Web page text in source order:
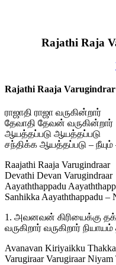
Rajathi Raja
Rajathi Raaja
ராஜாதி ராஜா வருகின்றார்
தேவாதி தேவன் வருகின்றார்
ஆயத்தப்படு ஆயத்தப்படு
சந்திக்க ஆயத்தப்படு – நீயும்
Raajathi Raaja Varugindraar
Devathi Devan Varugindraar
Aayaththappadu
Sanhikka Aayaththappadu –
1. அவனவன் கிரியைக்கு
வருகிறார் வருகிறார்
Avanavan Kiriyaikku
Varugiraar Varugiraar